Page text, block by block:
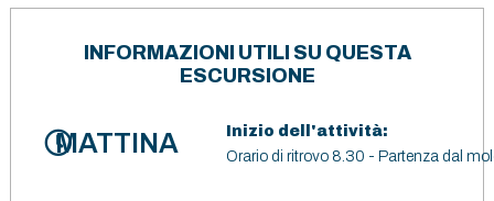
INFORMAZIONI UTILI SU QUESTA
ESCURSIONE
MATTINA
Inizio dell'attività:
Orario di ritrovo 8.30 - Partenza dal